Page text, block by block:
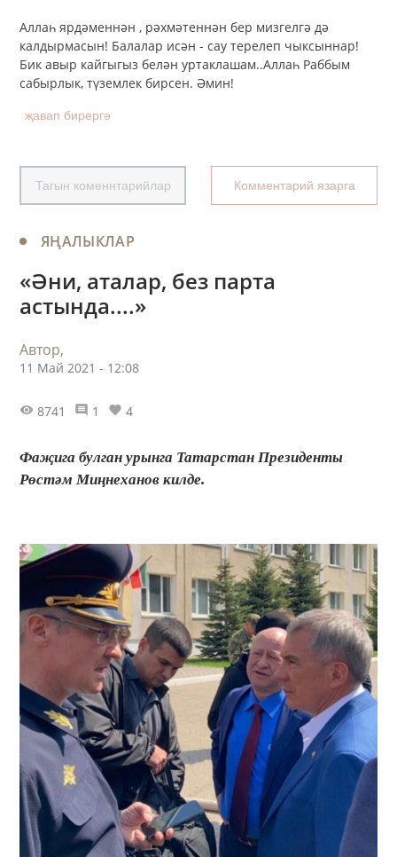
Аллаһ ярдәменнән , рәхмәтеннән бер мизгелгә дә
калдырмасын! Балалар исән - сау терелеп чыксыннар!
Бик авыр кайгыгыз белән уртаклашам..Аллаһ Раббым
сабырлык, түземлек бирсен. Әмин!
җавап бирергә
Тагын коменнтарийлар Комментарий язарга
ЯҢАЛЫКЛАР
«Әни, аталар, без парта
астында....»
Автор,
11 Май 2021 - 12:08
8741 1 4
Фаҗига булган урынга Татарстан Президенты
Рөстәм Миңнеханов килде.